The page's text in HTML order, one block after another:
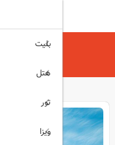
هیلداسیربلیت
هتل
تور
ویزا